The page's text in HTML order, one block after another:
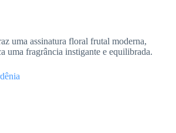
uma assinatura floral frutal moderna,
uma fragrância instigante e equilibrada.